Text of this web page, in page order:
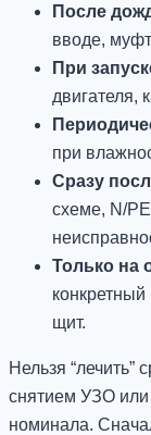
После
вводе,
При
двигателя,
при
Сразу
схеме, N/
Только на
конкретный
щит.
Нельзя
снятием УЗО или
номинала.